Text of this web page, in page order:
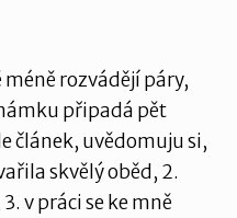
rozvádějí páry,
připadá pět
článek, uvědomuju si,
skvělý oběd, 2.
v práci se ke mně